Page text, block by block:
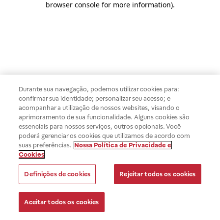
browser console for more information).
Durante sua navegação, podemos utilizar cookies para:
confirmar sua identidade; personalizar seu acesso; e
acompanhar a utilização de nossos websites, visando o
aprimoramento de sua funcionalidade. Alguns cookies são
essenciais para nossos serviços, outros opcionais. Você
poderá gerenciar os cookies que utilizamos de acordo com
suas preferências. Nossa Política de Privacidade e
Cookies
Definições de cookies Rejeitar todos os cookies
Aceitar todos os cookies